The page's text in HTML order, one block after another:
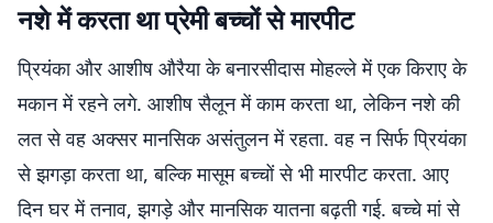
नशे में करता था प्रेमी बच्चों से मारपीट
प्रियंका और आशीष औरैया के बनारसीदास मोहल्ले में एक किराए के
मकान में रहने लगे. आशीष सैलून में काम करता था, लेकिन नशे की
लत से वह अक्सर मानसिक असंतुलन में रहता. वह न सिर्फ प्रियंका
से झगड़ा करता था, बल्कि मासूम बच्चों से भी मारपीट करता. आए
दिन घर में तनाव, झगड़े और मानसिक यातना बढ़ती गई. बच्चे मां से